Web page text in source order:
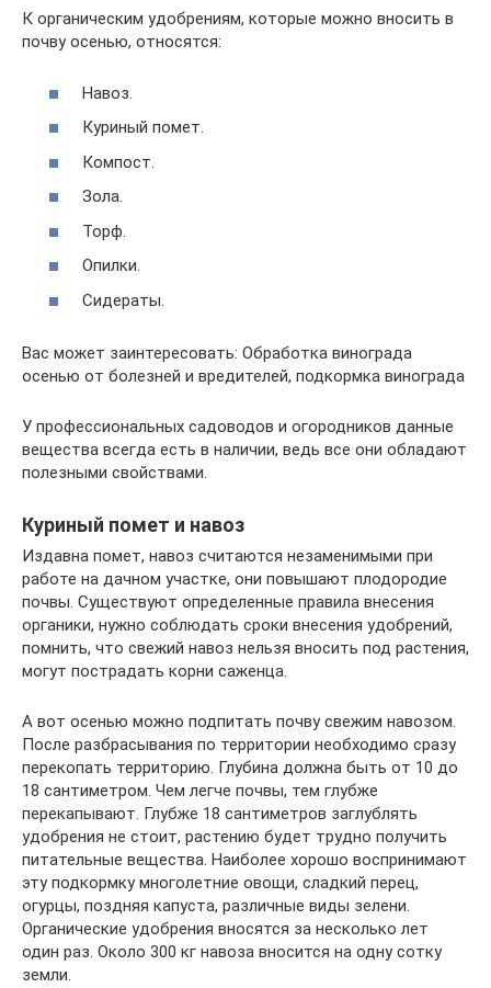
К органическим удобрениям, которые можно вносить в
почву осенью, относятся:
Навоз.
Куриный помет.
Компост.
Зола.
Торф.
Опилки.
Сидераты.
Вас может заинтересовать: Обработка винограда
осенью от болезней и вредителей, подкормка винограда
У профессиональных садоводов и огородников данные
вещества всегда есть в наличии, ведь все они обладают
полезными свойствами.
Куриный помет и навоз
Издавна помет, навоз считаются незаменимыми при
работе на дачном участке, они повышают плодородие
почвы. Существуют определенные правила внесения
органики, нужно соблюдать сроки внесения удобрений,
помнить, что свежий навоз нельзя вносить под растения,
могут пострадать корни саженца.
А вот осенью можно подпитать почву свежим навозом.
После разбрасывания по территории необходимо сразу
перекопать территорию. Глубина должна быть от 10 до
18 сантиметром. Чем легче почвы, тем глубже
перекапывают. Глубже 18 сантиметров заглублять
удобрения не стоит, растению будет трудно получить
питательные вещества. Наиболее хорошо воспринимают
эту подкормку многолетние овощи, сладкий перец,
огурцы, поздняя капуста, различные виды зелени.
Органические удобрения вносятся за несколько лет
один раз. Около 300 кг навоза вносится на одну сотку
земли.